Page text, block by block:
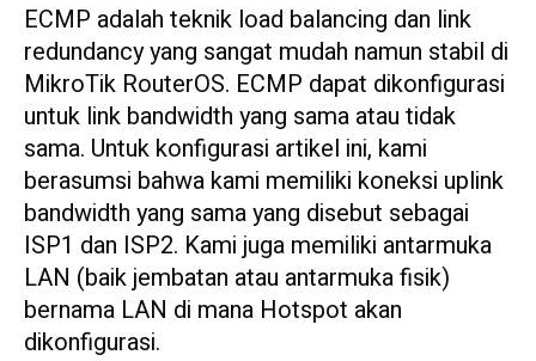
ECMP adalah teknik load balancing dan link
redundancy yang sangat mudah namun stabil di
MikroTik RouterOS. ECMP dapat dikonfigurasi
untuk link bandwidth yang sama atau tidak
sama. Untuk konfigurasi artikel ini, kami
berasumsi bahwa kami memiliki koneksi uplink
bandwidth yang sama yang disebut sebagai
ISP1 dan ISP2. Kami juga memiliki antarmuka
LAN (baik jembatan atau antarmuka fisik)
bernama LAN di mana Hotspot akan
dikonfigurasi.